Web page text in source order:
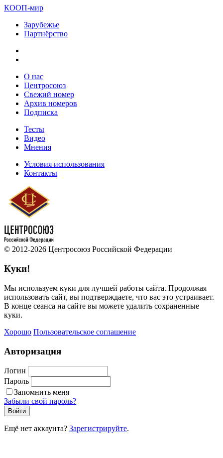
КООП-мир
Зарубежье
Партнёрство
О нас
Центросоюз
Свежий номер
Архив номеров
Подписка
Тесты
Видео
Мнения
Условия использования
Контакты
© 2012-2026 Центросоюз Российской Федерации
Куки!
Мы используем куки для лучшей работы сайта. Продолжая
использовать сайт, вы подтверждаете, что вас это устраивает.
В конце сеанса на сайте вы можете удалить сохраненные
куки.
Хорошо Пользовательское соглашение
Авторизация
Логин
Пароль
Запомнить меня
Забыли свой пароль?
Войти
Ещё нет аккаунта? Зарегистрируйте.